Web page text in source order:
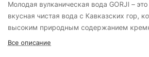
Молодая вулканическая вода GORJI –
вкусная чистая вода с Кавказских гор,
высоким природным содержанием
Все описание